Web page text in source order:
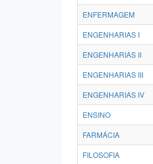
ENFERMAGEM
ENGENHARIAS I
ENGENHARIAS II
ENGENHARIAS III
ENGENHARIAS IV
ENSINO
FARMÁCIA
FILOSOFIA